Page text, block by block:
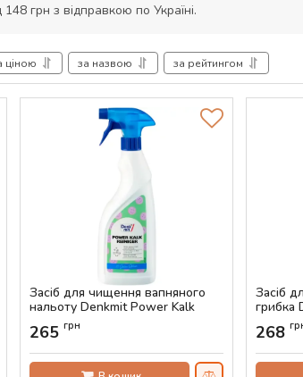
грн з відправкою по Україні.
ціною за назвою за рейтингом
Засіб для чищення вапняного
нальоту Denkmit Power Kalk
Reiniger, 750 мл
Артикул:
265 грн
Засіб
грибка
Артикул:
268